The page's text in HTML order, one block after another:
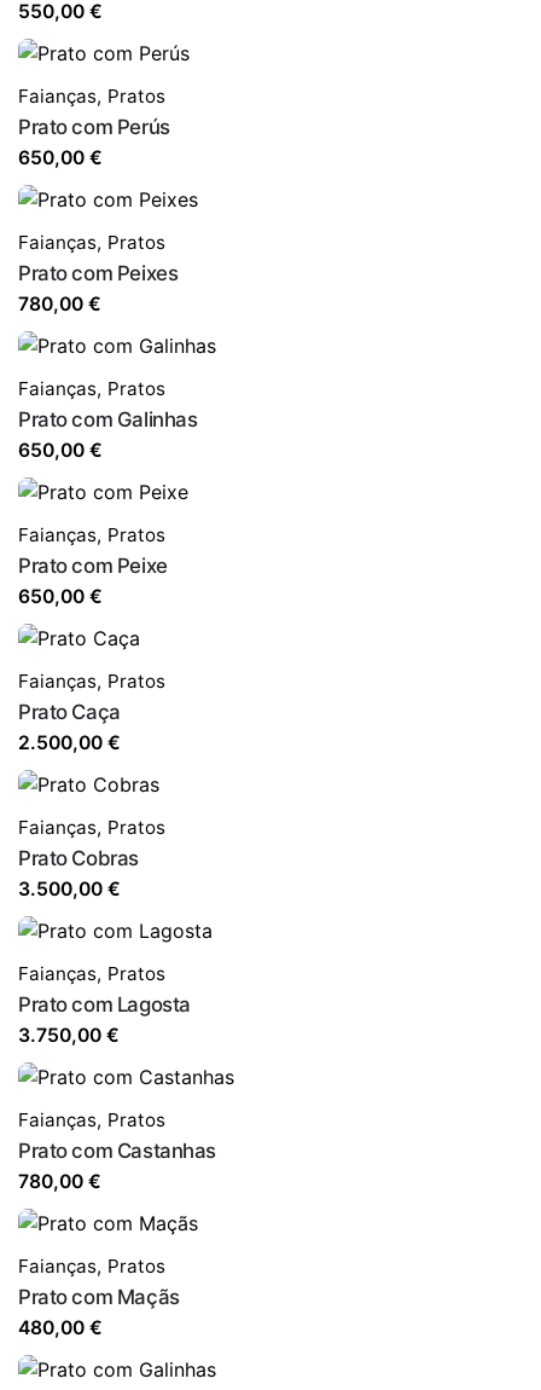
550,00 €
Faianças, Pratos
Prato com Perús
650,00 €
Faianças, Pratos
Prato com Peixes
780,00 €
Faianças, Pratos
Prato com Galinhas
650,00 €
Faianças, Pratos
Prato com Peixe
650,00 €
Faianças, Pratos
Prato Caça
2.500,00 €
Faianças, Pratos
Prato Cobras
3.500,00 €
Faianças, Pratos
Prato com Lagosta
3.750,00 €
Faianças, Pratos
Prato com Castanhas
780,00 €
Faianças, Pratos
Prato com Maçãs
480,00 €